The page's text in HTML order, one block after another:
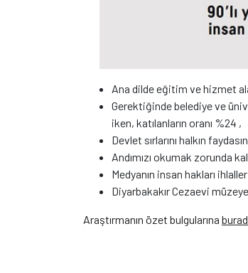
Ana dilde eğitim ve hizmet
Gerektiğinde belediye ve
iken, katılanların oranı %24 ,
Devlet sırlarını halkın
Andımızı okumak zorunda
Medyanın insan hakları
Diyarbakakır Cezaevi
Araştırmanın özet bulgularına